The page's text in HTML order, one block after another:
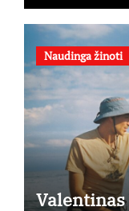
Naudinga žinoti